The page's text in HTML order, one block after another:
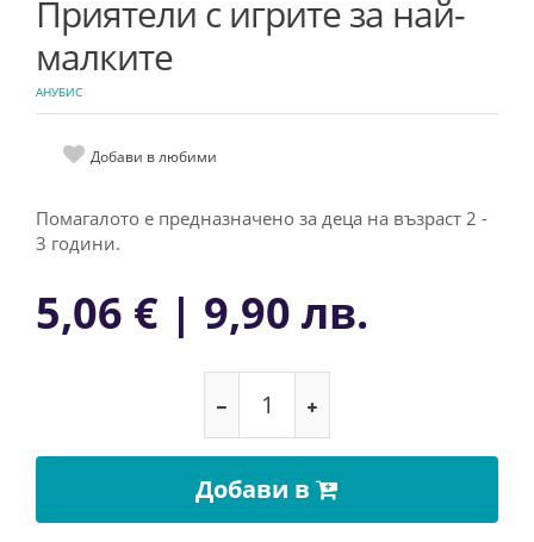
Приятели с игрите за най-
малките
АНУБИС
Добави в любими
Помагалото e пpeдназначeно за дeца на възpаcт 2 -
3 години.
5,06 € | 9,90 лв.
Добави в